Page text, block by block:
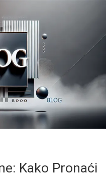
Kako Pronaći